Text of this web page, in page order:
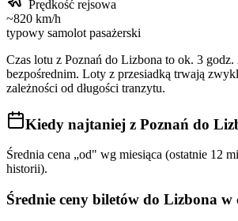
Prędkość rejsowa
~820 km/h
typowy samolot pasażerski
Czas lotu z Poznań do Lizbona to ok. 3 godz.
bezpośrednim. Loty z przesiadką trwają
zależności od długości tranzytu.
Kiedy najtaniej z Poznań do
Średnia cena „od" wg miesiąca (ostatnie 12
historii).
Średnie ceny biletów do Lizbona w